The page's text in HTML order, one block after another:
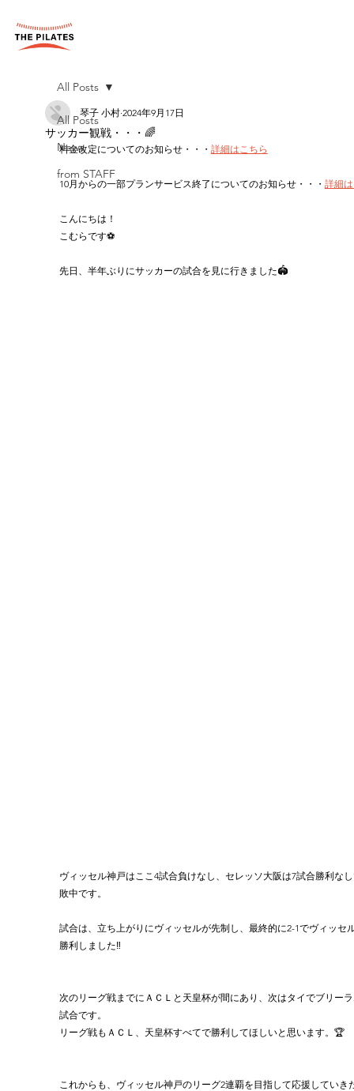
All Posts
News
from STAFF
All Posts
サッカー観戦・・・🌈
琴子 小村 2024年9月17日
料金改定についてのお知らせ・・・ 詳細はこちら
10月からの一部プランサービス終了についてのお知らせ・・・ 詳細
こんにちは！
こむらです⚽️
先日、半年ぶりにサッカーの試合を見に行きました🏟️
ヴィッセル神戸はここ4試合負けなし、セレッソ大阪は7試合勝利な
敗中です。
試合は、立ち上がりにヴィッセルが先制し、最終的に2-1でヴィッセ
勝利しました‼️
次のリーグ戦までにＡＣＬと天皇杯が間にあり、次はタイでブリー
試合です。
リーグ戦もＡＣＬ、天皇杯すべてで勝利してほしいと思います。🏆
これからも、ヴィッセル神戸のリーグ2連覇を目指して応援していき